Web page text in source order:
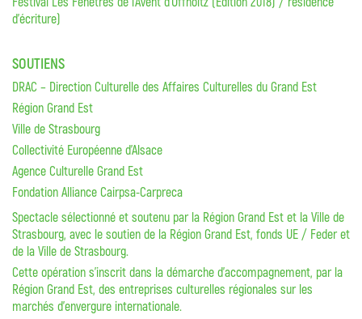
d’écriture)
SOUTIENS
DRAC – Direction Culturelle des Affaires Culturelles du Grand Est
Région Grand Est
Ville de Strasbourg
Collectivité Européenne d’Alsace
Agence Culturelle Grand Est
Fondation Alliance Cairpsa-Carpreca
Spectacle sélectionné et soutenu par la Région Grand Est et la Ville de
Strasbourg, avec le soutien de la Région Grand Est, fonds UE / Feder et
de la Ville de Strasbourg.
Cette opération s’inscrit dans la démarche d’accompagnement, par la
Région Grand Est, des entreprises culturelles régionales sur les
marchés d’envergure internationale.